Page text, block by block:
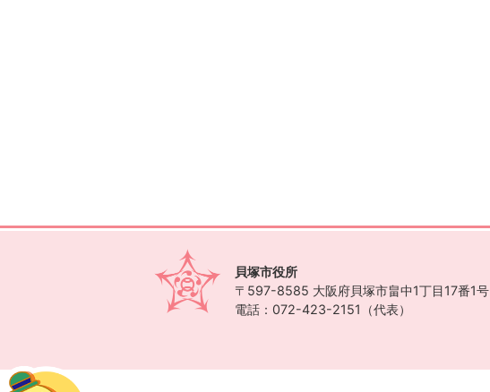
貝塚市役所
〒597-8585 大阪府貝塚市畠中1丁目17番1号
電話：072-423-2151（代表）